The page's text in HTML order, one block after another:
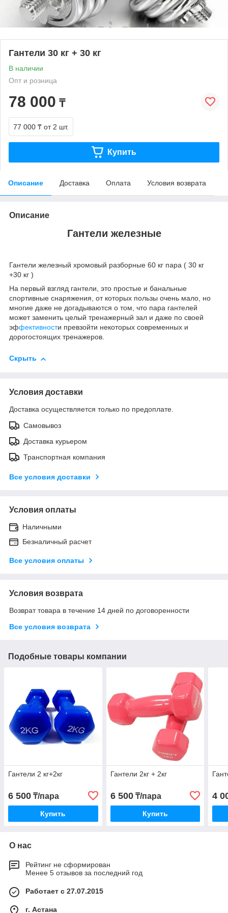
Гантели 30 кг + 30 кг
В наличии
Опт и розница
78 000 ₸
77 000 ₸ от 2 шт.
Купить
Описание Доставка Оплата Условия возврата
Описание
Гантели железные
Гантели железный хромовый разборные 60 кг пара ( 30 кг
+30 кг )
На первый взгляд гантели, это простые и банальные
спортивные снаряжения, от которых пользы очень мало, но
многие даже не догадываются о том, что пара гантелей
может заменить целый тренажерный зал и даже по своей
эффективности превзойти некоторых современных и
дорогостоящих тренажеров.
Скрыть
Условия доставки
Доставка осуществляется только по предоплате.
Самовывоз
Доставка курьером
Транспортная компания
Все условия доставки
Условия оплаты
Наличными
Безналичный расчет
Все условия оплаты
Условия возврата
Возврат товара в течение 14 дней по договоренности
Все условия возврата
Подобные товары компании
Гантели 2 кг+2кг
6 500 ₸/пара
Купить
Гантели 2кг + 2кг
6 500₸/пара
Купить
4
О нас
Рейтинг не сформирован
Менее 5 отзывов за последний год
Работает с 27.07.2015
г. Астана